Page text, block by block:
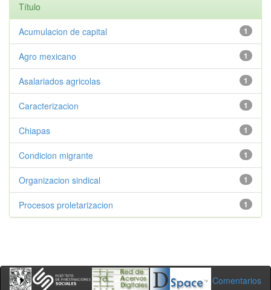
Título
1
Acumulacion de capital
1
Agro mexicano
1
Asalariados agricolas
1
Caracterizacion
1
Chiapas
1
Condicion migrante
1
Organizacion sindical
1
Procesos proletarizacion
Comentarios